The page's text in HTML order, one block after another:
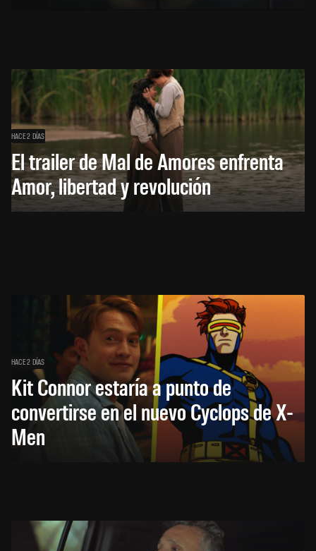
HACE 2 DÍAS
El trailer de Mal de Amores enfrenta
Amor, libertad y revolución
HACE 2 DÍAS
Kit Connor estaría a punto de
convertirse en el nuevo Cyclops de X-
Men